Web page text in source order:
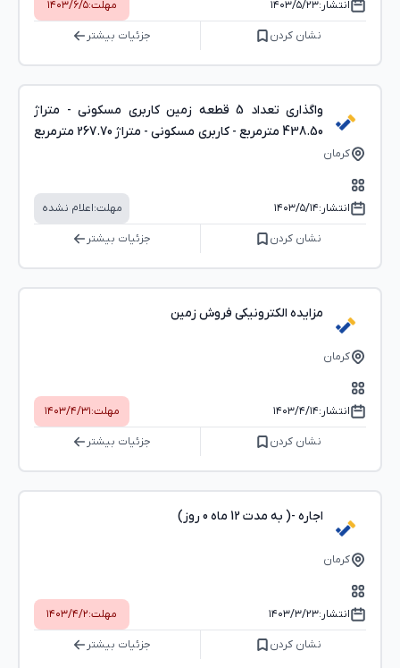
انتشار:۱۴۰۳/۵/۲۳ مهلت:۱۴۰۳/۶/۵
نشان کردن جزئیات بیشتر
واگذاری تعداد 5 قطعه زمین کاربری مسکونی - متراژ
438.50 مترمربع - کاربری مسکونی - متراژ 267.70 مترمربع
کرمان
انتشار:۱۴۰۳/۵/۱۴ مهلت:اعلام نشده
نشان کردن جزئیات بیشتر
مزایده الکترونیکی فروش زمین
کرمان
انتشار:۱۴۰۳/۴/۱۴ مهلت:۱۴۰۳/۴/۳۱
نشان کردن جزئیات بیشتر
اجاره -( به مدت 12 ماه 0 روز)
کرمان
انتشار:۱۴۰۳/۳/۲۳ مهلت:۱۴۰۳/۴/۲
نشان کردن جزئیات بیشتر